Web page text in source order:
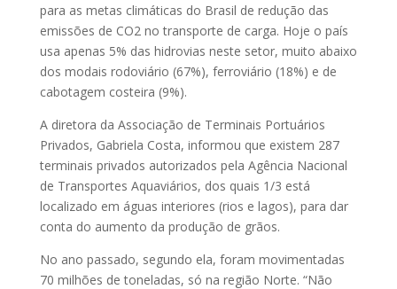
para as metas climáticas do Brasil de redução das
emissões de CO2 no transporte de carga. Hoje o país
usa apenas 5% das hidrovias neste setor, muito abaixo
dos modais rodoviário (67%), ferroviário (18%) e de
cabotagem costeira (9%).
A diretora da Associação de Terminais Portuários
Privados, Gabriela Costa, informou que existem 287
terminais privados autorizados pela Agência Nacional
de Transportes Aquaviários, dos quais 1/3 está
localizado em águas interiores (rios e lagos), para dar
conta do aumento da produção de grãos.
No ano passado, segundo ela, foram movimentadas
70 milhões de toneladas, só na região Norte. “Não